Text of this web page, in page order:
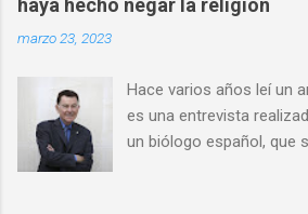
haya hecho negar la religión
marzo 23, 2023
Hace varios años leí un
es una entrevista
un biólogo español, que
y en consecuencia un